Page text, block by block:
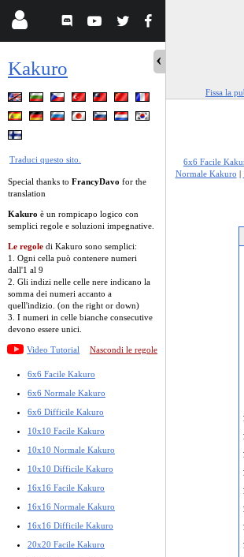
Kakuro
Traduci questo sito.
Special thanks to FrancyDavo for the
translation
Kakuro è un rompicapo logico con
semplici regole e soluzioni impegnative.
Le regole di Kakuro sono semplici:
1. Ogni cella può contenere numeri
dall'1 al 9
2. Gli indizi nelle celle nere indicano la
somma dei numeri accanto a
quell'indizio. (on the right or down)
3. I numeri in celle bianche consecutive
devono essere unici.
Video Tutorial Nascondi le regole
6x6 Facile Kakuro
6x6 Normale Kakuro
6x6 Difficile Kakuro
10x10 Facile Kakuro
10x10 Normale Kakuro
10x10 Difficile Kakuro
16x16 Facile Kakuro
16x16 Normale Kakuro
16x16 Difficile Kakuro
20x20 Facile Kakuro
Fissa la
6x6 Facile
Normale Kakuro |